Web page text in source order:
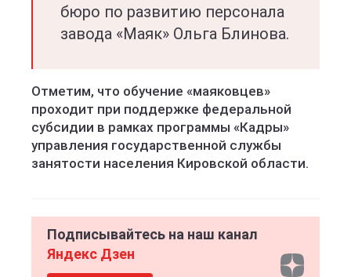
бюро по развитию персонала
завода «Маяк» Ольга Блинова.
Отметим, что обучение «маяковцев»
проходит при поддержке федеральной
субсидии в рамках программы «Кадры»
управления государственной службы
занятости населения Кировской области.
Подписывайтесь на наш канал
Яндекс Дзен